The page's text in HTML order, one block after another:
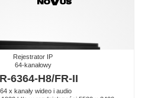
Rejestrator IP
64-kanałowy
6364-H8/FR-II
64 x kanały wideo i audio